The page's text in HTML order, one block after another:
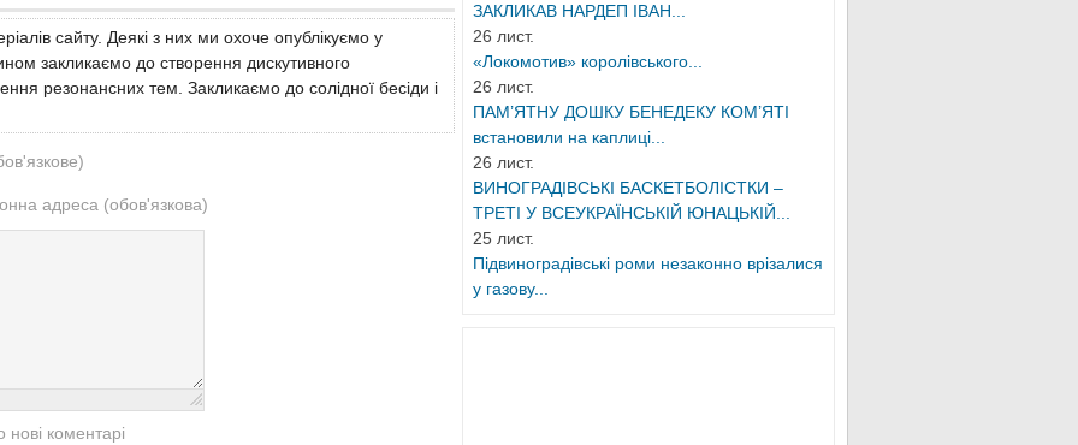
сайту. Деякі з них ми охоче опублікуємо у
закликаємо до створення дискутивного
резонансних тем. Закликаємо до солідної бесіди і
адреса (обов'язкова)
коментарі
ЗАКЛИКАВ НАРДЕП ІВАН...
26 лист.
«Локомотив» королівського...
26 лист.
ПАМ’ЯТНУ ДОШКУ БЕНЕДЕКУ КОМ’ЯТІ
встановили на каплиці...
26 лист.
ВИНОГРАДІВСЬКІ БАСКЕТБОЛІСТКИ –
ТРЕТІ У ВСЕУКРАЇНСЬКІЙ ЮНАЦЬКІЙ...
25 лист.
Підвиноградівські роми незаконно врізалися
у газову...